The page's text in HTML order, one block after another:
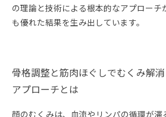
の理論と技術による根本的なアプローチ
も優れた結果を生み出しています。
骨格調整と筋肉ほぐしでむくみ解
アプローチとは
顔のむくみは、血流やリンパの循環が滞